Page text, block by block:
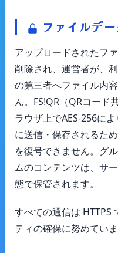
ファイルデ
アップロードされたフ
削除され、運営者が、
の第三者へファイル内
ん。FS!QR（QRコード
ラウザ上でAES-256に
に送信・保存されるた
を復号できません。グ
ムのコンテンツは、サ
態で保管されます。
すべての通信は HTTPS
ティの確保に努めていま